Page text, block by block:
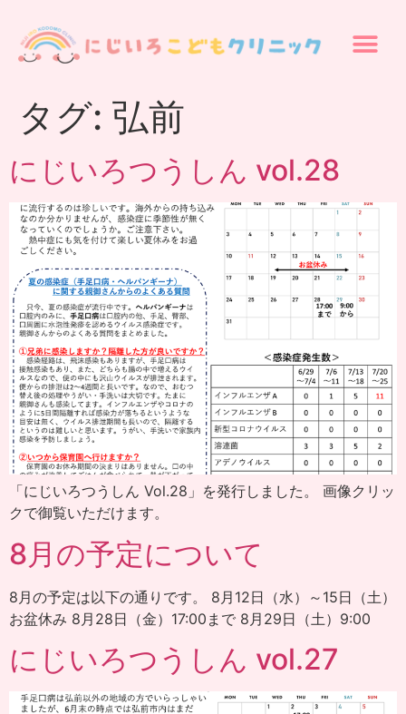
タグ: 弘前
にじいろつうしん vol.28
「にじいろつうしん Vol.28」を発行しました。 画像クリッ
クで御覧いただけます。
8月の予定について
8月の予定は以下の通りです。 8月12日（水）～15日（土）
お盆休み 8月28日（金）17:00まで 8月29日（土）9:00
にじいろつうしん vol.27